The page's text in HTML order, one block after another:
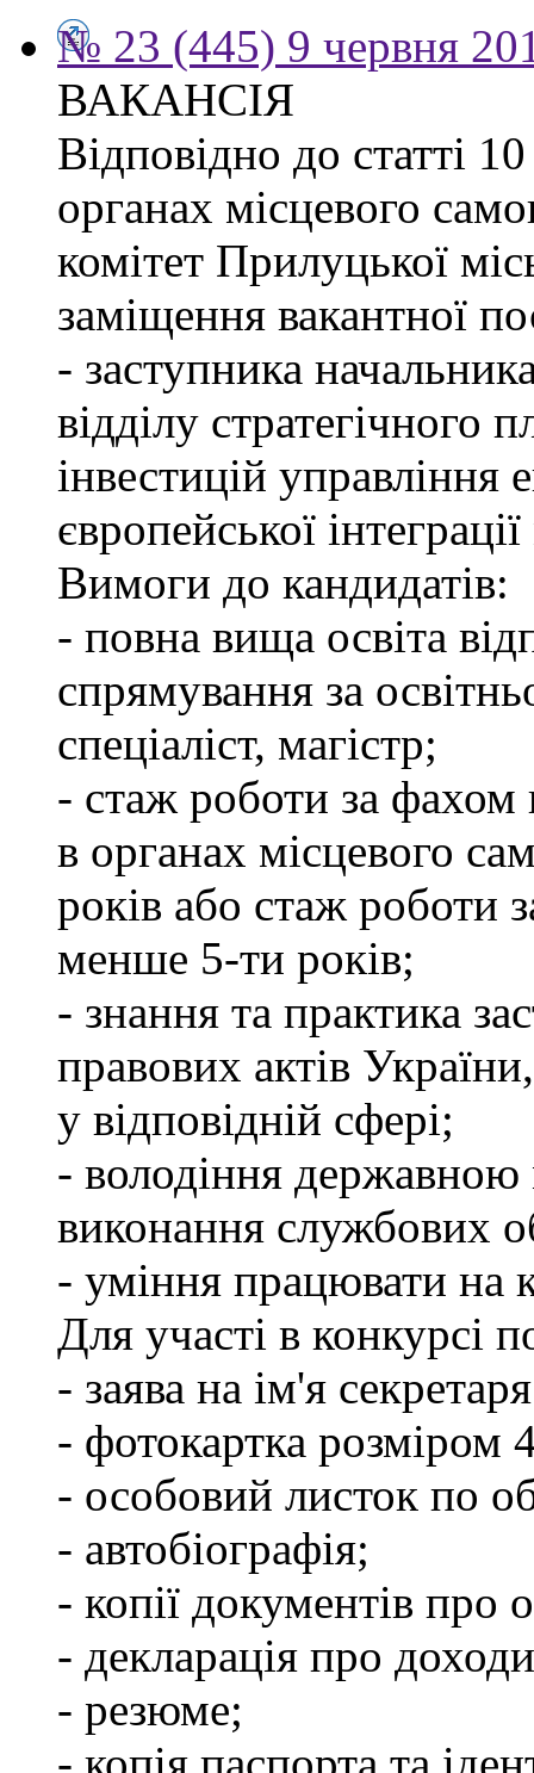
№ 23 (445) 9 червня
ВАКАНСІЯ
Відповідно до статті
органах місцевого
комітет Прилуцької
заміщення вакантної
- заступника
відділу стратегічного
інвестицій управління
європейської
Вимоги до кандидатів:
- повна вища освіта
спрямування за
спеціаліст, магістр;
- стаж роботи за фахом
в органах місцевого
років або стаж роботи
менше 5-ти років;
- знання та практика
правових актів
у відповідній сфері;
- володіння державною
виконання службових
- уміння працювати на
Для участі в конкурсі
- заява на ім'я
- фотокартка розміром
- особовий листок по
- автобіографія;
- копії документів про
- декларація про
- резюме;
- копія паспорта та